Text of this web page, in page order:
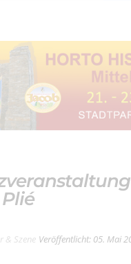
& Szene Veröffentlicht: 05. Mai